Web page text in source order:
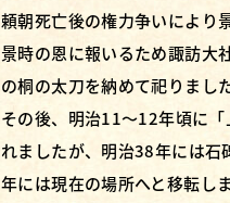
頼朝死亡後の権力争いにより
景時の恩に報いるため諏訪大
の桐の太刀を納めて祀りました
その後、明治11～12年頃に
れましたが、明治38年には
年には現在の場所へと移転しま